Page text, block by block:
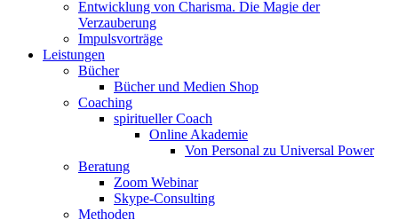
Entwicklung von Charisma. Die Magie der
Verzauberung
Impulsvorträge
Leistungen
Bücher
Bücher und Medien Shop
Coaching
spiritueller Coach
Online Akademie
Von Personal zu Universal Power
Beratung
Zoom Webinar
Skype-Consulting
Methoden